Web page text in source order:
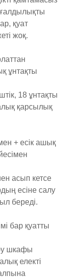
қуат
жоқ.
ұнтақты
18 ұнтақты
қарсылық
+ есік ашық
асып кетсе
есіне салу
береді.
бар қуатты
шкафы
електі